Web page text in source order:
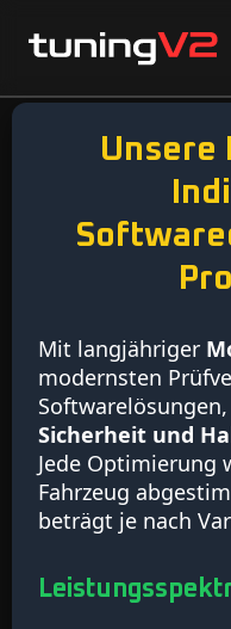
Unsere
Mit langjähriger
modernsten
Sicherheit und
Jede Optimierung
Fahrzeug
beträgt je nach